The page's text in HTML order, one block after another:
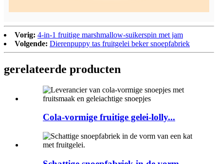
Vorig: 4-in-1 fruitige marshmallow-suikerspin met jam
Volgende: Dierenpuppy tas fruitgelei beker snoepfabriek
gerelateerde producten
Cola-vormige fruitige gelei-lolly...